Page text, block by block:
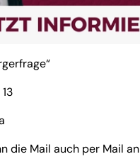
die Mail auch per Mail an